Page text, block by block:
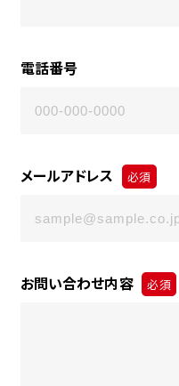
電話番号
メールアドレス 必須
お問い合わせ内容 必須